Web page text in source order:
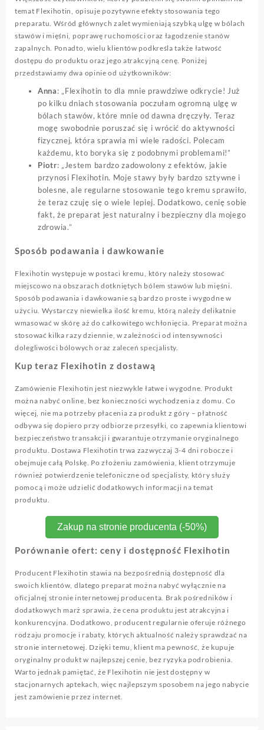
temat Flexihotin, opisuje pozytywne efekty stosowania tego
preparatu. Wśród głównych zalet wymieniają szybką ulgę w bólach
stawów i mięśni, poprawę ruchomości oraz łagodzenie stanów
zapalnych. Ponadto, wielu klientów podkreśla także łatwość
dostępu do produktu oraz jego atrakcyjną cenę. Poniżej
przedstawiamy dwa opinie od użytkowników:
Anna: „Flexihotin to dla mnie prawdziwe odkrycie! Już
po kilku dniach stosowania poczułam ogromną ulgę w
bólach stawów, które mnie od dawna dręczyły. Teraz
mogę swobodnie poruszać się i wrócić do aktywności
fizycznej, która sprawia mi wiele radości. Polecam
każdemu, kto boryka się z podobnymi problemami!”
Piotr: „Jestem bardzo zadowolony z efektów, jakie
przynosi Flexihotin. Moje stawy były bardzo sztywne i
bolesne, ale regularne stosowanie tego kremu sprawiło,
że teraz czuję się o wiele lepiej. Dodatkowo, cenię sobie
fakt, że preparat jest naturalny i bezpieczny dla mojego
zdrowia.”
Sposób podawania i dawkowanie
Flexihotin występuje w postaci kremu, który należy stosować
miejscowo na obszarach dotkniętych bólem stawów lub mięśni.
Sposób podawania i dawkowanie są bardzo proste i wygodne w
użyciu. Wystarczy niewielka ilość kremu, którą należy delikatnie
wmasować w skórę aż do całkowitego wchłonięcia. Preparat można
stosować kilka razy dziennie, w zależności od intensywności
dolegliwości bólowych oraz zaleceń specjalisty.
Kup teraz Flexihotin z dostawą
Zamówienie Flexihotin jest niezwykle łatwe i wygodne. Produkt
można nabyć online, bez konieczności wychodzenia z domu. Co
więcej, nie ma potrzeby płacenia za produkt z góry – płatność
odbywa się dopiero przy odbiorze przesyłki, co zapewnia klientowi
bezpieczeństwo transakcji i gwarantuje otrzymanie oryginalnego
produktu. Dostawa Flexihotin trwa zazwyczaj 3-4 dni robocze i
obejmuje całą Polskę. Po złożeniu zamówienia, klient otrzymuje
również potwierdzenie telefoniczne od specjalisty, który służy
pomocą i może udzielić dodatkowych informacji na temat
produktu.
Zakup na stronie producenta (-50%)
Porównanie ofert: ceny i dostępność Flexihotin
Producent Flexihotin stawia na bezpośrednią dostępność dla
swoich klientów, dlatego preparat można nabyć wyłącznie na
oficjalnej stronie internetowej producenta. Brak pośredników i
dodatkowych marż sprawia, że cena produktu jest atrakcyjna i
konkurencyjna. Dodatkowo, producent regularnie oferuje różnego
rodzaju promocje i rabaty, których aktualność należy sprawdzać na
stronie internetowej. Dzięki temu, klient ma pewność, że kupuje
oryginalny produkt w najlepszej cenie, bez ryzyka podrobienia.
Warto jednak pamiętać, że Flexihotin nie jest dostępny w
stacjonarnych aptekach, więc najlepszym sposobem na jego nabycie
jest zamówienie przez internet.